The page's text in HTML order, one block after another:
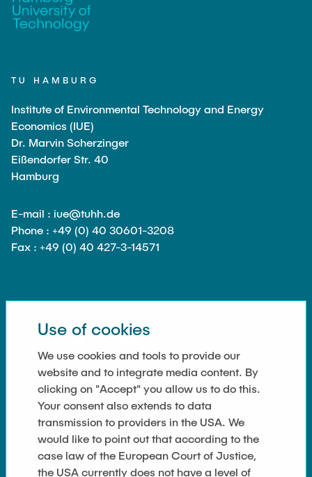
TU HAMBURG
Institute of Environmental Technology and Energy
Economics (IUE)
Dr. Marvin Scherzinger
Eißendorfer Str. 40
Hamburg
E-mail : iue@tuhh.de
Phone : +49 (0) 40 30601-3208
Fax : +49 (0) 40 427-3-14571
SOCIAL MEDIA
LINKS
Datenschutz
Impressum
Use of cookies
We use cookies and tools to provide our
website and to integrate media content. By
clicking on "Accept" you allow us to do this.
Your consent also extends to data
transmission to providers in the USA. We
would like to point out that according to the
case law of the European Court of Justice,
the USA currently does not have a level of